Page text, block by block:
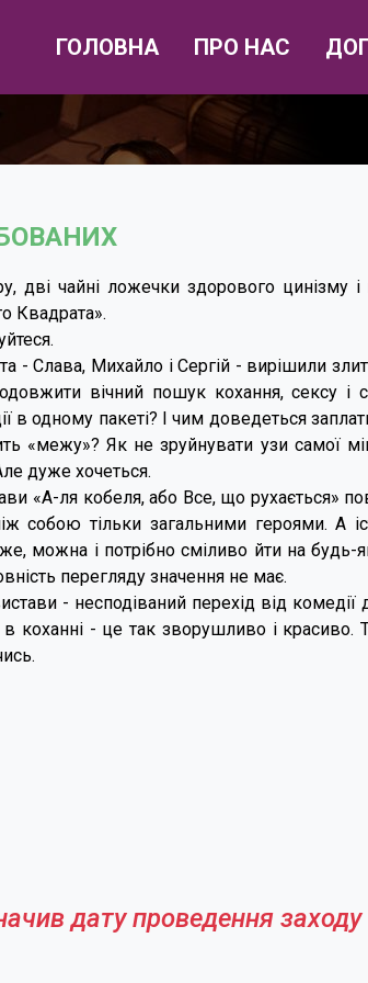
ГОЛОВНА ПРО НАС
дві чайні ложечки здорового цинізму
Квадрата».
- Слава, Михайло і Сергій - вирішили
вічний пошук кохання, сексу і
в одному пакеті? І чим доведеться
«межу»? Як не зруйнувати узи самої
дуже хочеться.
«А-ля кобеля, або Все, що рухається»
собою тільки загальними героями. А
можна і потрібно сміливо йти на
перегляду значення не має.
- несподіваний перехід від
коханні - це так зворушливо і красиво.
дату проведення заходу